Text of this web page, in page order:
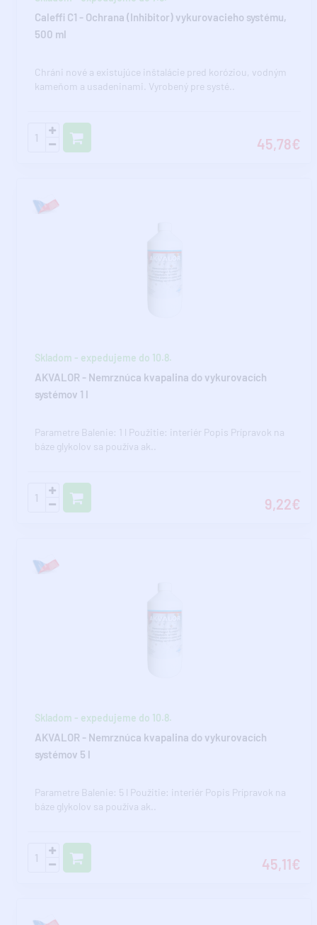
Caleffi C1 - Ochrana (Inhibitor) vykurovacieho systému,
500 ml
Chráni nové a existujúce inštalácie pred koróziou, vodným
kameňom a usadeninami. Vyrobený pre systé..
45,78€
Skladom - expedujeme do 10.8.
AKVALOR - Nemrznúca kvapalina do vykurovacích
systémov 1 l
Parametre Balenie: 1 l Použitie: interiér Popis Prípravok na
báze glykolov sa používa ak..
9,22€
Skladom - expedujeme do 10.8.
AKVALOR - Nemrznúca kvapalina do vykurovacích
systémov 5 l
Parametre Balenie: 5 l Použitie: interiér Popis Prípravok na
báze glykolov sa používa ak..
45,11€